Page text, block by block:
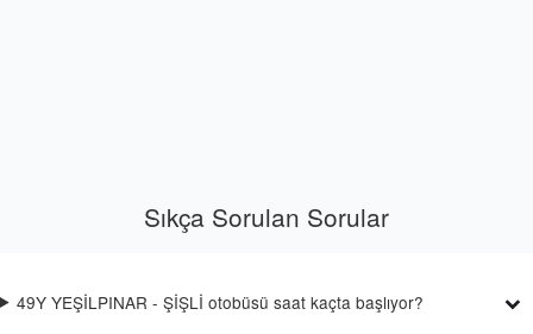
Sıkça Sorulan Sorular
49Y YEŞİLPINAR - ŞİŞLİ otobüsü saat kaçta başlıyor?